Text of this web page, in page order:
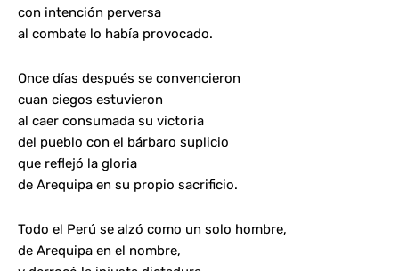
con intención perversa
al combate lo había provocado.
Once días después se convencieron
cuan ciegos estuvieron
al caer consumada su victoria
del pueblo con el bárbaro suplicio
que reflejó la gloria
de Arequipa en su propio sacrificio.
Todo el Perú se alzó como un solo hombre,
de Arequipa en el nombre,